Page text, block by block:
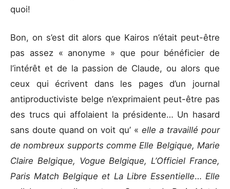
quoi!
Bon, on s’est dit alors que Kairos n’était peut-être
pas assez « anonyme » que pour bénéficier de
l’intérêt et de la passion de Claude, ou alors que
ceux qui écrivent dans les pages d’un journal
antiproductiviste belge n’exprimaient peut-être pas
des trucs qui affolaient la présidente… Un hasard
sans doute quand on voit qu’ « elle a travaillé pour
de nombreux supports comme Elle Belgique, Marie
Claire Belgique, Vogue Belgique, L’Officiel France,
Paris Match Belgique et La Libre Essentielle…Elle